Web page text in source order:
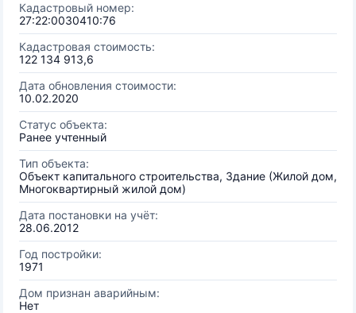
Кадастровый номер:
27:22:0030410:76
Кадастровая стоимость:
122 134 913,6
Дата обновления стоимости:
10.02.2020
Статус объекта:
Ранее учтенный
Тип объекта:
Объект капитального строительства, Здание (Жилой дом,
Многоквартирный жилой дом)
Дата постановки на учёт:
28.06.2012
Год постройки:
1971
Дом признан аварийным:
Нет